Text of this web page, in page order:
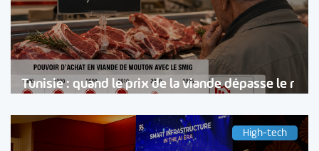
Tunisie : quand le prix de la viande dépasse le r
High-tech